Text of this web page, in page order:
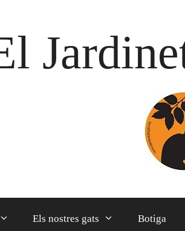
Els nostres gats Botiga